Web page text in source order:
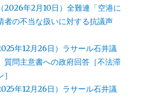
2026年2月10日）全難連「空港に
者の不当な扱いに対する抗議声
年12月26日）ラサール石井議
質問主意書への政府回答［不法滞
年12月26日）ラサール石井議